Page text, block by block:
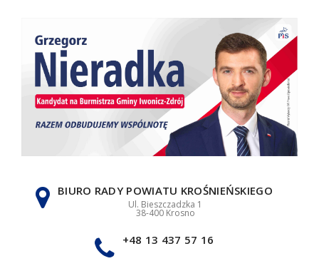
BIURO RADY POWIATU KROŚNIEŃSKIEGO
Ul. Bieszczadzka 1
38-400 Krosno
+48 13 437 57 16